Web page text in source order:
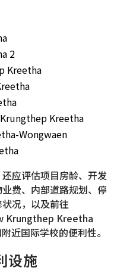
2
Kreetha
Kreetha
Wongwaen
应评估项目房龄、开发
费、内部道路规划、停
况，以及前往
Krungthep Kreetha
近国际学校的便利性。
设施